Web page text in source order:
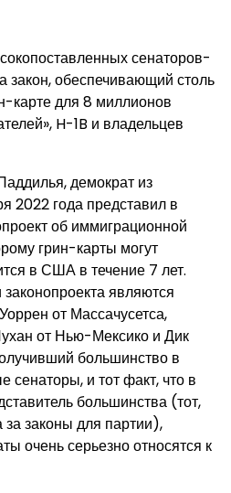
сенаторов-
закон, обеспечивающий столь
карте для 8 миллионов
H-1B и владельцев
демократ из
2022 года представил в
об иммиграционной
грин-карты могут
в США в течение 7 лет.
являются
от Массачусетса,
от Нью-Мексико и Дик
большинство в
сенаторы, и тот факт, что в
большинства (тот,
за законы для партии),
очень серьезно относятся к